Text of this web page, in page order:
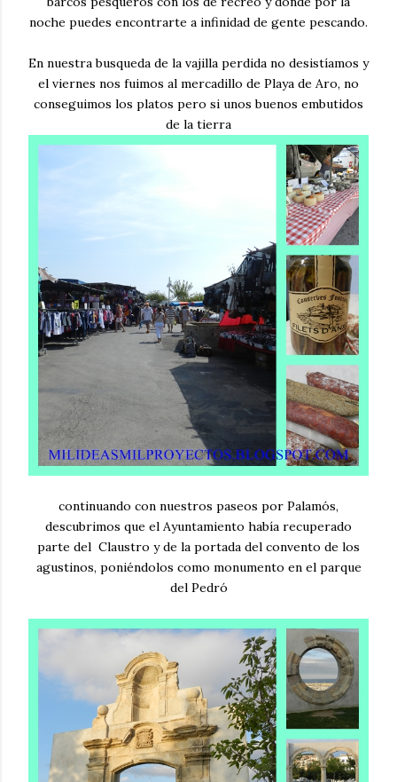
noche puedes encontrarte a infinidad de gente pescando.
En nuestra busqueda de la vajilla perdida no desistíamos y
el viernes nos fuimos al mercadillo de Playa de Aro, no
conseguimos los platos pero si unos buenos embutidos
de la tierra
continuando con nuestros paseos por Palamós,
descubrimos que el Ayuntamiento había recuperado
parte del Claustro y de la portada del convento de los
agustinos, poniéndolos como monumento en el parque
del Pedró